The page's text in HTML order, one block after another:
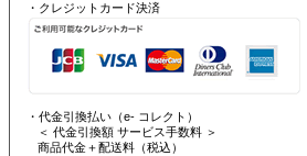
・クレジットカード決済
・代金引換払い（e- コレクト）
＜ 代金引換額 サービス手数料 ＞
商品代金＋配送料（税込）